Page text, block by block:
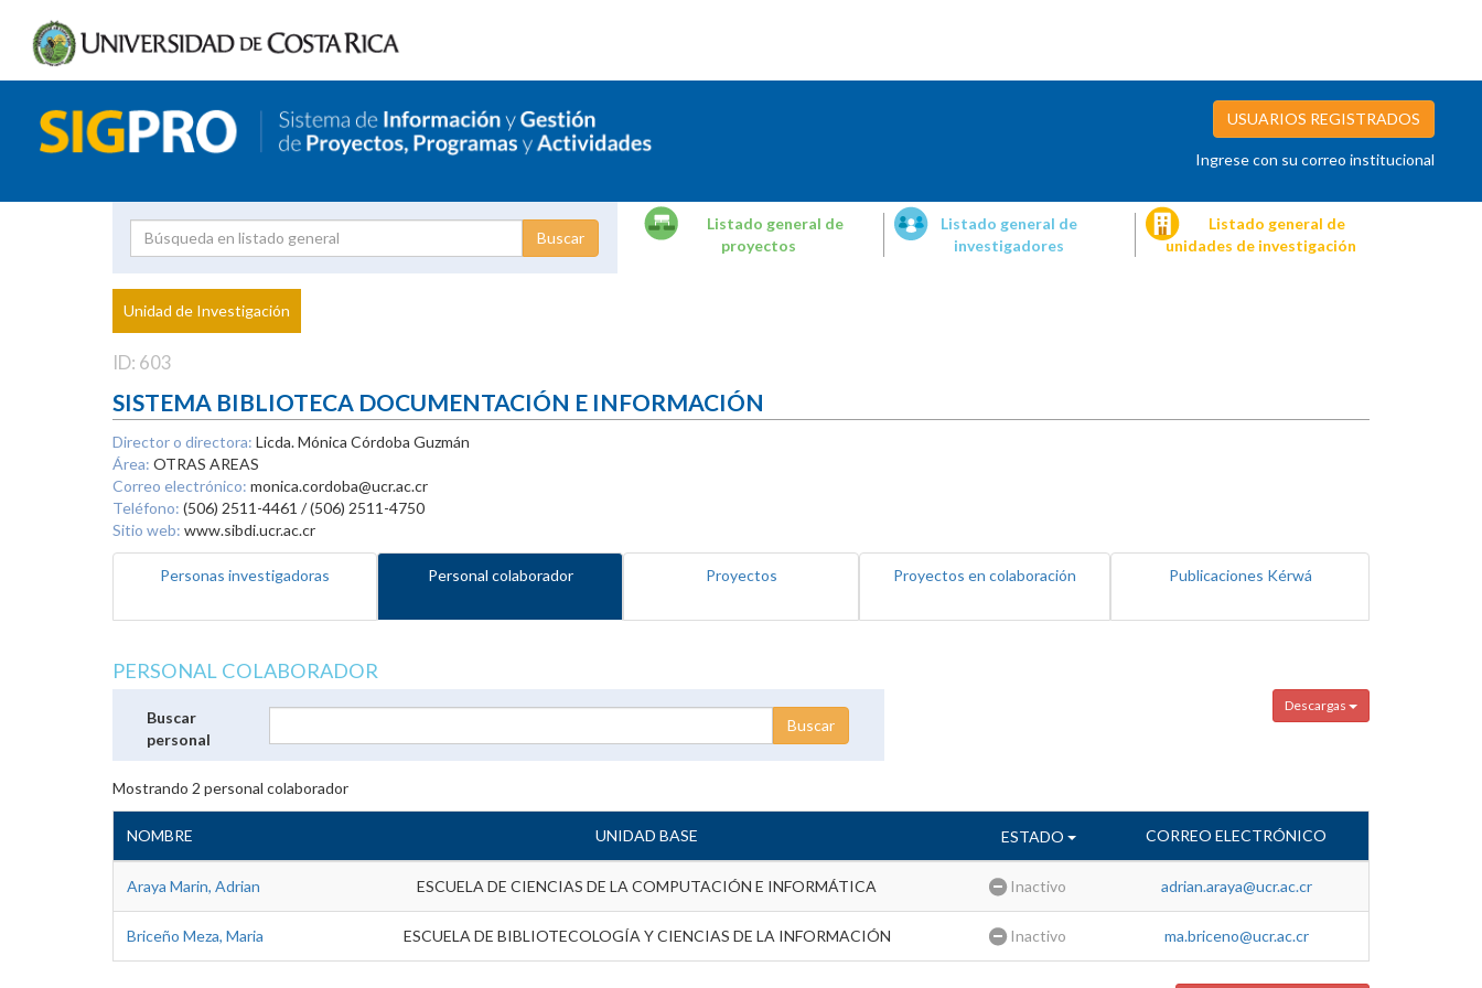
USUARIOS REGISTRADOS
Ingrese con su correo institucional
Proyecto
Investigador
Listado general de
proyectos
Listado general de
investigadores
Listado general de
unidades de investigación
Unidad de Investigación
ID: 603
SISTEMA BIBLIOTECA DOCUMENTACIÓN E INFORMACIÓN
Director o directora: Licda. Mónica Córdoba Guzmán
Área: OTRAS AREAS
Correo electrónico: monica.cordoba@ucr.ac.cr
Teléfono: (506) 2511-4461 / (506) 2511-4750
Sitio web: www.sibdi.ucr.ac.cr
Personas investigadoras Personal colaborador Proyectos Proyectos en colaboración Publicaciones Kérwá
PERSONAL COLABORADOR
Descargas
Buscar
personal
Mostrando 2 personal colaborador
NOMBRE UNIDAD BASE ESTADO CORREO ELECTRÓNICO
Araya Marin, Adrian ESCUELA DE CIENCIAS DE LA COMPUTACIÓN E INFORMÁTICA Inactivo adrian.araya@ucr.ac.cr
Briceño Meza, Maria ESCUELA DE BIBLIOTECOLOGÍA Y CIENCIAS DE LA INFORMACIÓN Inactivo ma.briceno@ucr.ac.cr